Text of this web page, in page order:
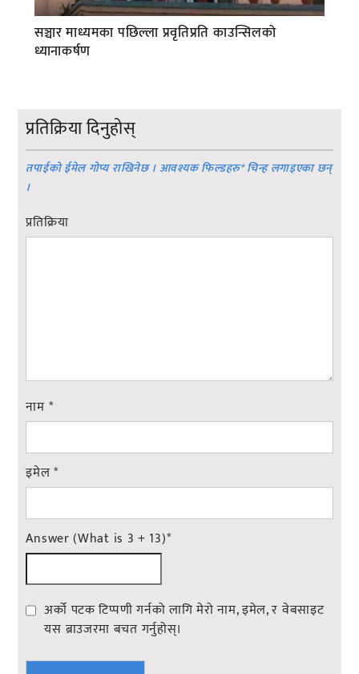
सञ्चार माध्यमका पछिल्ला प्रवृतिप्रति काउन्सिलको
ध्यानाकर्षण
प्रतिक्रिया दिनुहोस्
तपाईको ईमेल गोप्य राखिनेछ । आवश्यक फिल्डहरु*चिन्ह लगाइएका छन्
।
प्रतिक्रिया
नाम *
इमेल*
Answer (What is 3 + 13)*
अर्को पटक टिप्पणी गर्नको लागि मेरो नाम, इमेल, र वेबसाइट
यस ब्राउजरमा बचत गर्नुहोस्।